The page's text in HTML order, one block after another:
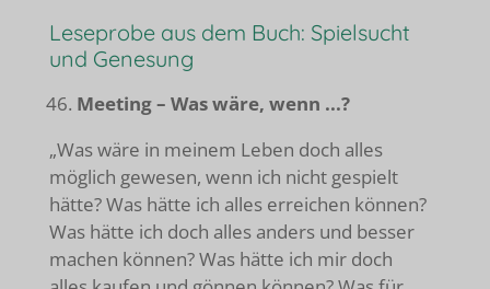
Leseprobe aus dem Buch: Spielsucht
und Genesung
Meeting – Was wäre, wenn ...?
„Was wäre in meinem Leben doch alles
möglich gewesen, wenn ich nicht gespielt
hätte? Was hätte ich alles erreichen können?
Was hätte ich doch alles anders und besser
machen können? Was hätte ich mir doch